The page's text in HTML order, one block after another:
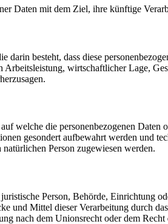
Daten mit dem Ziel, ihre künftige
besteht, dass diese
wirtschaftlicher Lage,
welche die personenbezogenen
gesondert aufbewahrt werden und
Person zugewiesen werden.
Person, Behörde, Einrichtung
und Mittel dieser Verarbeitung durch
nach dem Unionsrecht oder dem